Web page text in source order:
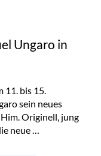
Ungaro in
11. bis 15.
sein neues
Originell, jung
neue …
in Mitte“